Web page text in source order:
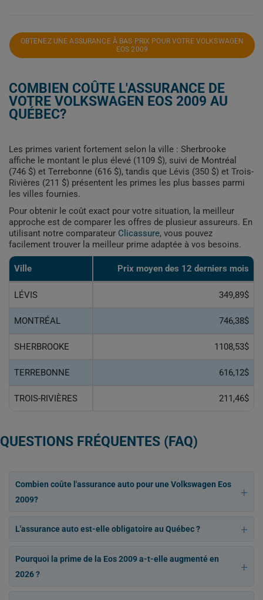
OBTENEZ UNE ASSURANCE À BAS PRIX POUR VOTRE VOLKSWAGEN
EOS 2009
COMBIEN COÛTE L'ASSURANCE DE
VOTRE VOLKSWAGEN EOS 2009 AU
QUÉBEC?
Les primes varient fortement selon la ville : Sherbrooke
affiche le montant le plus élevé (1109 $), suivi de Montréal
(746 $) et Terrebonne (616 $), tandis que Lévis (350 $) et Trois-
Rivières (211 $) présentent les primes les plus basses parmi
les villes fournies.
Pour obtenir le coût exact pour votre situation, la meilleur
approche est de comparer les offres de plusieur assureurs. En
utilisant notre comparateur Clicassure, vous pouvez
facilement trouver la meilleur prime adaptée à vos besoins.
Ville Prix ​​moyen des 12 derniers mois
LÉVIS 349,89$
MONTRÉAL 746,38$
SHERBROOKE 1108,53$
TERREBONNE 616,12$
TROIS-RIVIÈRES 211,46$
QUESTIONS FRÉQUENTES (FAQ)
Combien coûte l'assurance auto pour une Volkswagen Eos
2009?
L'assurance auto est-elle obligatoire au Québec ?
Pourquoi la prime de la Eos 2009 a-t-elle augmenté en
2026 ?